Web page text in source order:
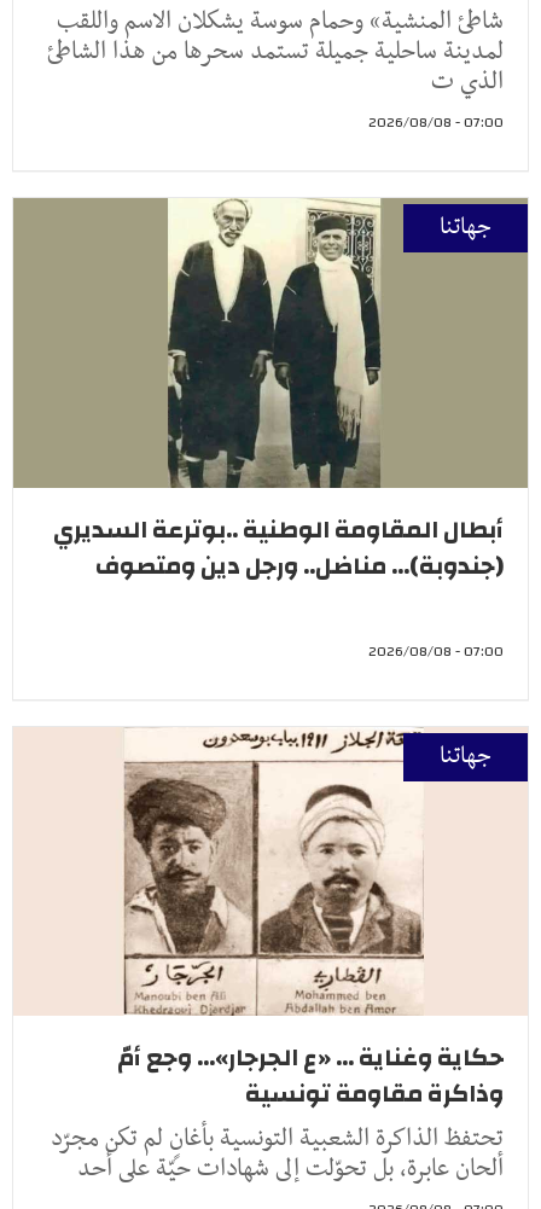
شاطئ المنشية» وحمام سوسة يشكلان الاسم واللقب
لمدينة ساحلية جميلة تستمد سحرها من هذا الشاطئ
الذي ت
07:00 - 2026/08/08
جهاتنا
أبطال المقاومة الوطنية ..بوترعة السديري
(جندوبة)... مناضل.. ورجل دين ومتصوف
07:00 - 2026/08/08
جهاتنا
حكاية وغناية ... «ع الجرجار»... وجع أمّ
وذاكرة مقاومة تونسية
تحتفظ الذاكرة الشعبية التونسية بأغانٍ لم تكن مجرّد
ألحان عابرة، بل تحوّلت إلى شهادات حيّة على أحد